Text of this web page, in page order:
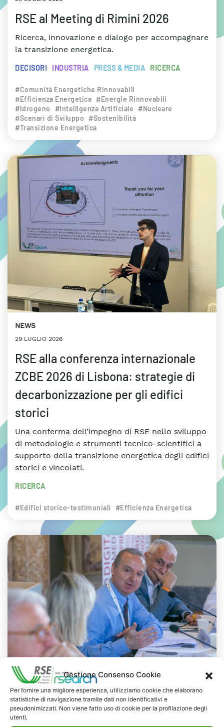
Gestione Consenso Cookie
Per fornire una migliore esperienza, utilizziamo cookie che elaborano
statistiche di navigazione tramite dati non identificativi e
pseudonimizzati. Non viene fatto uso di cookie per la profilazione degli
utenti.
RSE al Meeting di Rimini 2026
Ricerca, innovazione e dialogo per accompagnare
la transizione energetica.
DECISORI INDUSTRIA PRESS & MEDIA RICERCA
#Comunità Energetiche Rinnovabili
#Efficienza Energetica #Energie Rinnovabili
#Idrogeno
#Intelligenza Artificiale
#Nucleare
#Scenari di Sviluppo
#Sostenibilità
#Transizione Energetica
NEWS
29 LUGLIO 2026
RSE alla conferenza internazionale
ZCBE 2026 di Lisbona: strategie di
decarbonizzazione per gli edifici
storici
Una conferma dell’impegno di RSE nello sviluppo
di metodologie e strumenti tecnico-scientifici a
supporto della transizione energetica degli edifici
storici e vincolati.
RICERCA
#Edifici storico-testimoniali #Efficienza Energetica
NEWS
29 LUGLIO 2026
Presentazione del Rapporto Innov-E